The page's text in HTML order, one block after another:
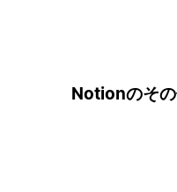
Notionのそ